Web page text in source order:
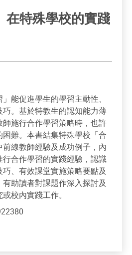
在特殊學校的實踐
」能促進學生的學習主動性、
巧。基於特教生的認知能力薄
施行合作學習策略時，也許
難。本書結集特殊學校「合
線教師經驗及成功例子，內
合作學習的實踐經驗，認識
、有效課堂實施策略要點及
助讀者對課題作深入探討及
校內實踐工作。